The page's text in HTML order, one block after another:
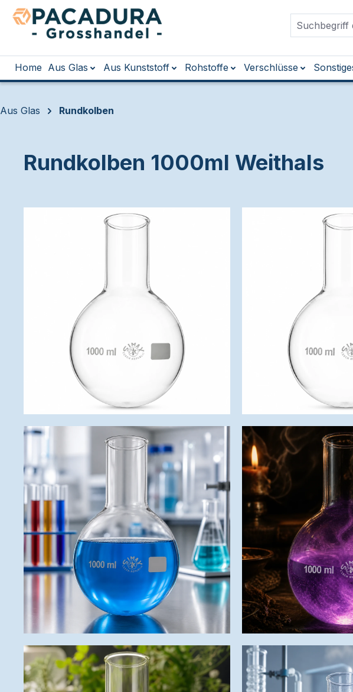
Hauptinhalt springen
Zur Suche springen
Zur Hauptnavigation springen
Home Aus Glas Aus Kunststoff Rohstoffe Verschlüsse
Aus Glas Rundkolben
Rundkolben 1000ml Weithals